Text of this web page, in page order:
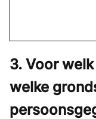
3. Voor
welke